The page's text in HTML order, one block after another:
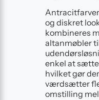
og diskret
kombineres
altanmøbler
enkel at sætte
hvilket gør
værdsætter
omstilling